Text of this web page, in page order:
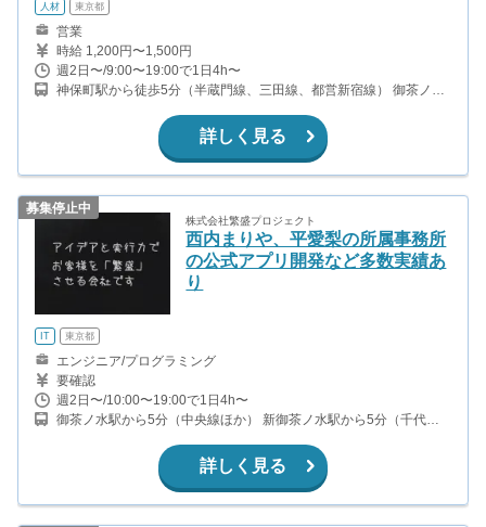
人材 東京都
営業
時給 1,200円〜1,500円
週2日〜/9:00〜19:00で1日4h〜
神保町駅から徒歩5分（半蔵門線、三田線、都営新宿線） 御茶ノ水
詳しく見る
募集停止中
株式会社繁盛プロジェクト
西内まりや、平愛梨の所属事務所
の公式アプリ開発など多数実績あ
り
IT 東京都
エンジニア/プログラミング
要確認
週2日〜/10:00〜19:00で1日4h〜
御茶ノ水駅から5分（中央線ほか） 新御茶ノ水駅から5分（千代田
内線） 小川町駅から5分（都営新宿線） 竹橋駅から10分（東西線）
詳しく見る